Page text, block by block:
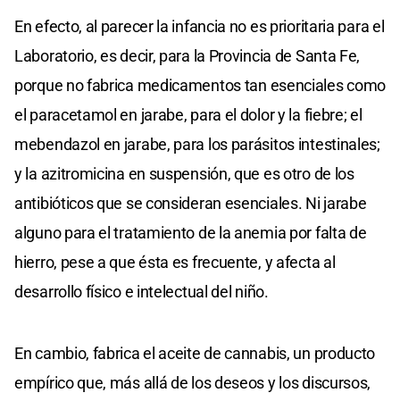
En efecto, al parecer la infancia no es prioritaria para el
Laboratorio, es decir, para la Provincia de Santa Fe,
porque no fabrica medicamentos tan esenciales como
el paracetamol en jarabe, para el dolor y la fiebre; el
mebendazol en jarabe, para los parásitos intestinales;
y la azitromicina en suspensión, que es otro de los
antibióticos que se consideran esenciales. Ni jarabe
alguno para el tratamiento de la anemia por falta de
hierro, pese a que ésta es frecuente, y afecta al
desarrollo físico e intelectual del niño.
En cambio, fabrica el aceite de cannabis, un producto
empírico que, más allá de los deseos y los discursos,